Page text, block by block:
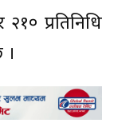
प्रतिनिधि